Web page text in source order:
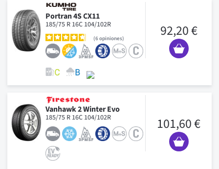
Portran 4S CX11
185/75 R 16C 104/102R
6opiniones 92,20 €
Vanhawk 2 Winter Evo
185/75 R 16C 104/102R 101,60 €